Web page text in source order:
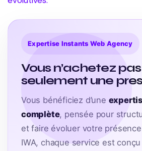
Expertise Instants Web Agency
Vous n’achetez pas
seulement une
Vous bénéficiez d’une
complète, pensée pour
et faire évoluer votre
IWA, chaque service est